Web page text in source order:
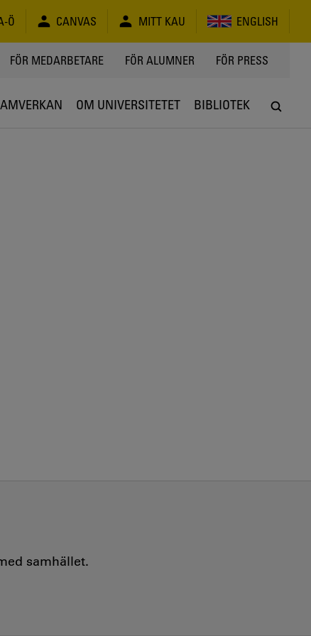
Ö CANVAS MITT KAU ENGLISH
FÖR MEDARBETARE FÖR ALUMNER FÖR PRESS
OM UNIVERSITETET BIBLIOTEK
samhället.